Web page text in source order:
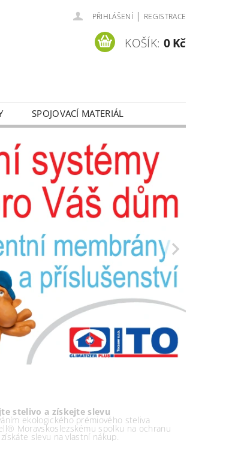
PŘIHLÁŠENÍ | REGISTRACE
KOŠÍK: 0 Kč
SPOJOVACÍ MATERIÁL
stelivo a získejte slevu
ekologického prémiového steliva
Moravskoslezskému spolku na ochranu
slevu na vlastní nákup.